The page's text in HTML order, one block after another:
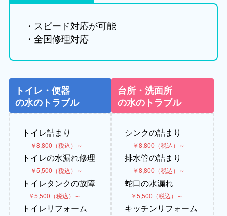
・スピード対応が可能
・全国修理対応
トイレ・便器
の水のトラブル
トイレ詰まり
￥8,800（税込）～
トイレの水漏れ修理
￥5,500（税込）～
トイレタンクの故障
￥5,500（税込）～
トイレリフォーム
台所・洗面所
の水のトラブル
シンクの詰まり
￥8,800（税込）～
排水管の詰まり
￥8,800（税込）～
蛇口の水漏れ
￥5,500（税込）～
キッチンリフォーム